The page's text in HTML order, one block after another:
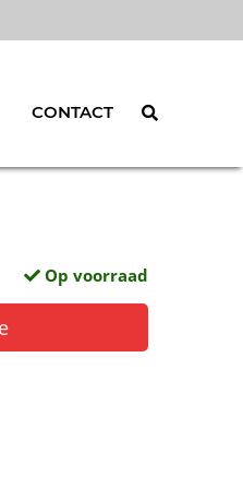
CONTACT
Op voorraad